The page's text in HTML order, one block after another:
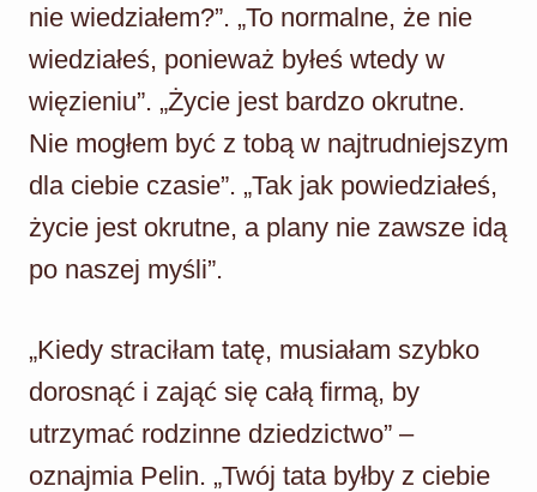
nie wiedziałem?”. „To normalne, że nie
wiedziałeś, ponieważ byłeś wtedy w
więzieniu”. „Życie jest bardzo okrutne.
Nie mogłem być z tobą w najtrudniejszym
dla ciebie czasie”. „Tak jak powiedziałeś,
życie jest okrutne, a plany nie zawsze idą
po naszej myśli”.
„Kiedy straciłam tatę, musiałam szybko
dorosnąć i zająć się całą firmą, by
utrzymać rodzinne dziedzictwo” –
oznajmia Pelin. „Twój tata byłby z ciebie